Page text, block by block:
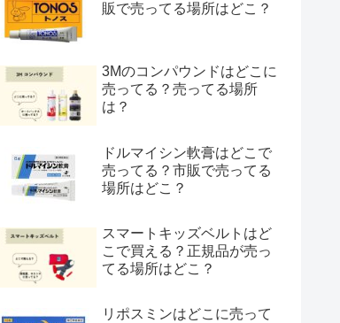
販で売ってる場所はどこ？
3Mのコンパウンドはどこに
売ってる？売ってる場所
は？
ドルマイシン軟膏はどこで
売ってる？市販で売ってる
場所はどこ？
スマートキッズベルトはど
こで買える？正規品が売っ
てる場所はどこ？
リポスミンはどこに売って